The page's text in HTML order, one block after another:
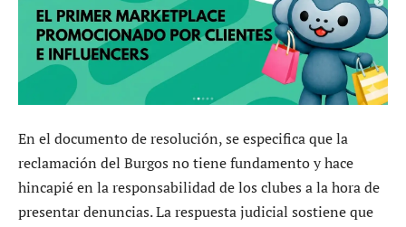
En el documento de resolución, se especifica que la
reclamación del Burgos no tiene fundamento y hace
hincapié en la responsabilidad de los clubes a la hora de
presentar denuncias. La respuesta judicial sostiene que